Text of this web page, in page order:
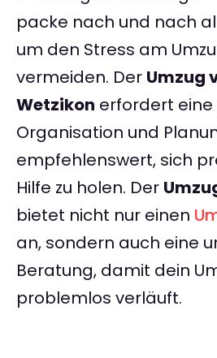
packe nach und nach
um den Stress am
vermeiden. Der Umzug
Wetzikon erfordert
Organisation und
empfehlenswert, sich
Hilfe zu holen. Der
bietet nicht nur einen
an, sondern auch eine
Beratung, damit dein
problemlos verläuft.